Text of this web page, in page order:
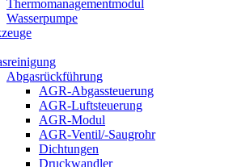
Thermomanagementmodul
Wasserpumpe
Abgasrückführung
AGR-Abgassteuerung
AGR-Luftsteuerung
AGR-Modul
AGR-Ventil/-Saugrohr
Dichtungen
Druckwandler